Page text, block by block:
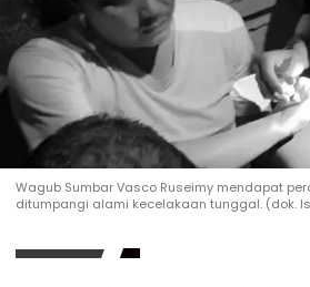
Wagub Sumbar Vasco Ruseimy mendapat
ditumpangi alami kecelakaan tunggal. (dok.